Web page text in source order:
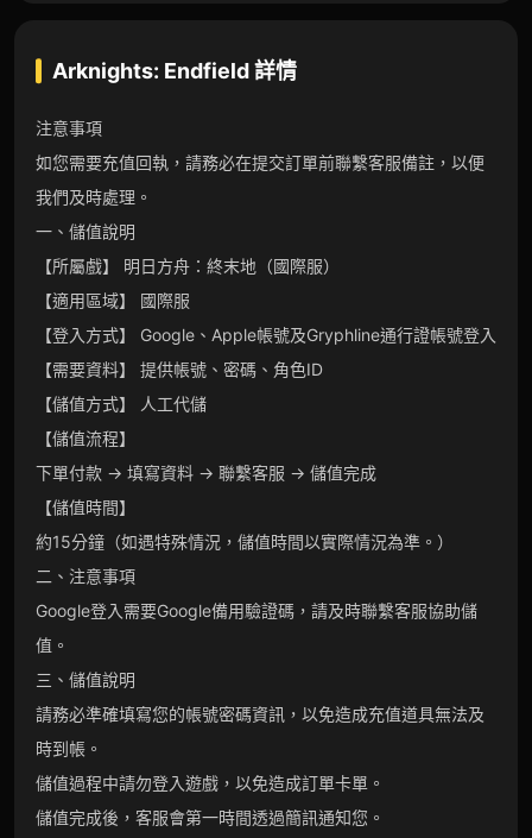
Arknights: Endfield詳情
注意事項
如您需要充值回執，請務必在提交訂單前聯繫客服備註，以便
我們及時處理。
一、儲值說明
【所屬戲】 明日方舟：終末地（國際服）
【適用區域】 國際服
【登入方式】 Google、Apple帳號及Gryphline通行證帳號登入
【需要資料】 提供帳號、密碼、角色ID
【儲值方式】 人工代儲
【儲值流程】
下單付款 → 填寫資料 → 聯繫客服 → 儲值完成
【儲值時間】
約15分鐘（如遇特殊情況，儲值時間以實際情況為準。）
二、注意事項
Google登入需要Google備用驗證碼，請及時聯繫客服協助儲
值。
三、儲值說明
請務必準確填寫您的帳號密碼資訊，以免造成充值道具無法及
時到帳。
儲值過程中請勿登入遊戲，以免造成訂單卡單。
儲值完成後，客服會第一時間透過簡訊通知您。